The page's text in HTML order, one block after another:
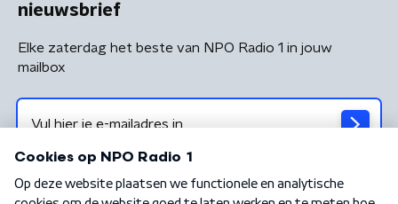
nieuwsbrief
Elke zaterdag het beste van NPO Radio 1 in jouw
mailbox